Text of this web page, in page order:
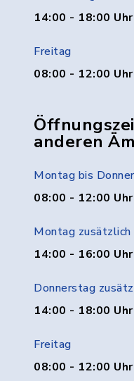
14:00 - 18:00 Uhr
Freitag
08:00 - 12:00 Uhr
anderen
Montag bis
08:00 - 12:00 Uhr
Montag zusätzlich
14:00 - 16:00 Uhr
Donnerstag
14:00 - 18:00 Uhr
Freitag
08:00 - 12:00 Uhr